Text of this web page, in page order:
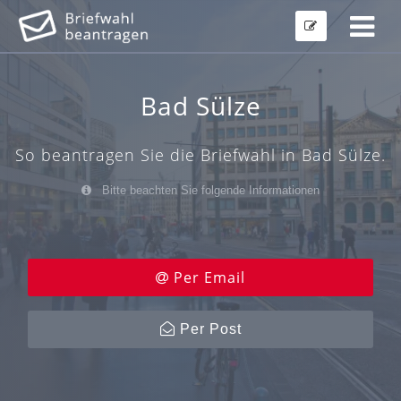
Bad Sülze
So beantragen Sie die Briefwahl in Bad Sülze.
Bitte beachten Sie folgende Informationen
Per Email
Per Post